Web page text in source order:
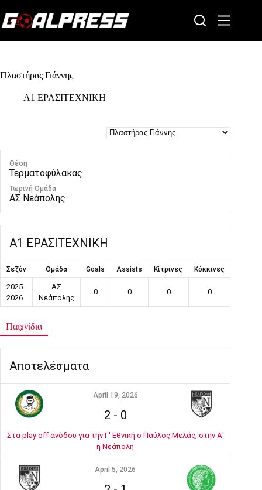
to
content
Πλαστήρας Γιάννης
Α1 ΕΡΑΣΙΤΕΧΝΙΚΗ
Θέση
Τερματοφύλακας
Τωρινή Ομάδα
ΑΣ Νεάπολης
Α1 ΕΡΑΣΙΤΕΧΝΙΚΗ
Σεζόν Ομάδα Goals Assists Κίτρινες Κόκκινες
2025-
2026
ΑΣ
Νεάπολης
0 0 0 0
Παιχνίδια
Αποτελέσματα
April 19, 2026
2 - 0
Στα play off ανόδου για την Γ' Εθνική ο Παύλος Μελάς, στην Α'
η Νεάπολη
April 5, 2026